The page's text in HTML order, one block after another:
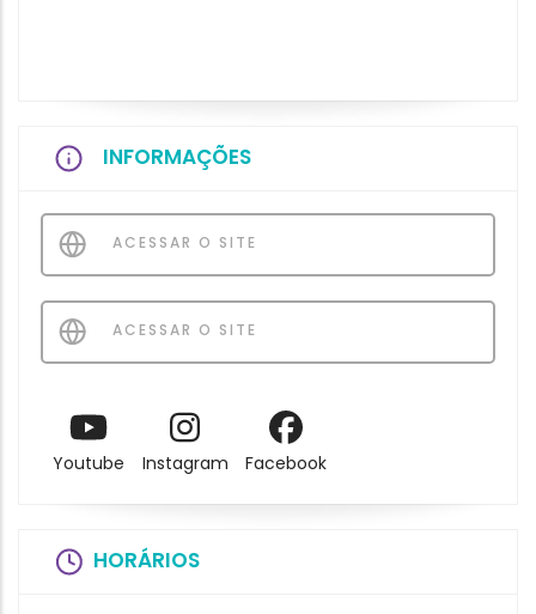
INFORMAÇÕES
ACESSAR O SITE
ACESSAR O SITE
Youtube Instagram Facebook
HORÁRIOS